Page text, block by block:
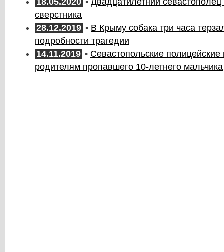
18.05.2020 • Двадцатилетний
сверстника
28.12.2019 • В Крыму собака три часа
подробности трагедии
14.11.2019 • Севастопольские
родителям пропавшего 10-летнего мальчика